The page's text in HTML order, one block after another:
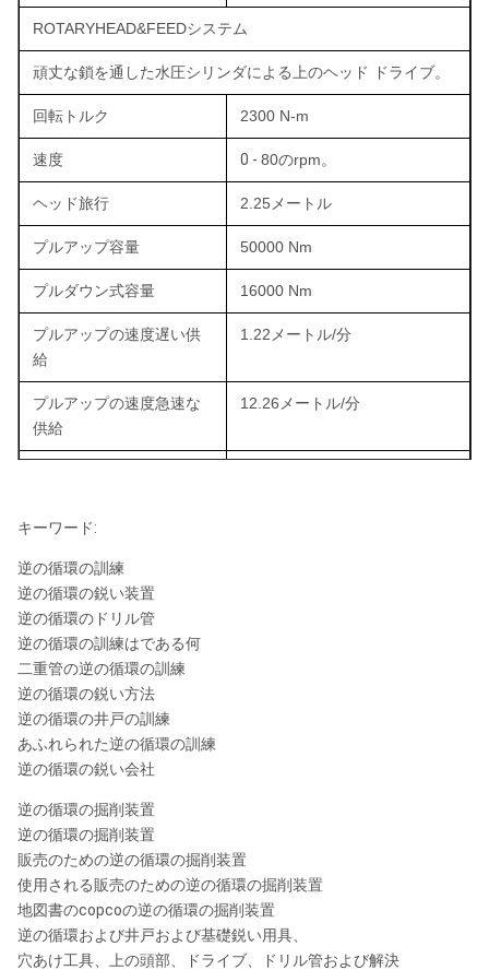
ROTARYHEAD&FEEDシステム
頑丈な鎖を通した水圧シリンダによる上のヘッド ドライブ。
回転トルク 2300 N-m
速度 0 - 80のrpm。
ヘッド旅行 2.25メートル
プルアップ容量 50000 Nm
プルダウン式容量 16000 Nm
プルアップの速度遅い供
給
1.22メートル/分
プルアップの速度急速な
供給
12.26メートル/分
プルダウン式の速度急速
な供給
ディーゼル機関
ブランド
力
モデル
ドリルの管長さ
ドリル管の直径 60/76/89のmm
糸 2 3/8のREG API Mod
パワー・パックの速度 3000のrpm。
キーワード:
逆の循環の訓練
逆の循環の鋭い装置
逆の循環のドリル管
逆の循環の訓練はである何
二重管の逆の循環の訓練
逆の循環の鋭い方法
逆の循環の井戸の訓練
あふれられた逆の循環の訓練
逆の循環の鋭い会社
逆の循環の掘削装置
逆の循環の掘削装置
販売のための逆の循環の掘削装置
使用される販売のための逆の循環の掘削装置
地図書のcopcoの逆の循環の掘削装置
逆の循環および井戸および基礎鋭い用具、
穴あけ工具、上の頭部、ドライブ、ドリル管および解決